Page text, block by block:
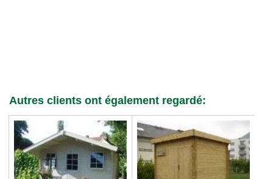
Autres clients ont également regardé: